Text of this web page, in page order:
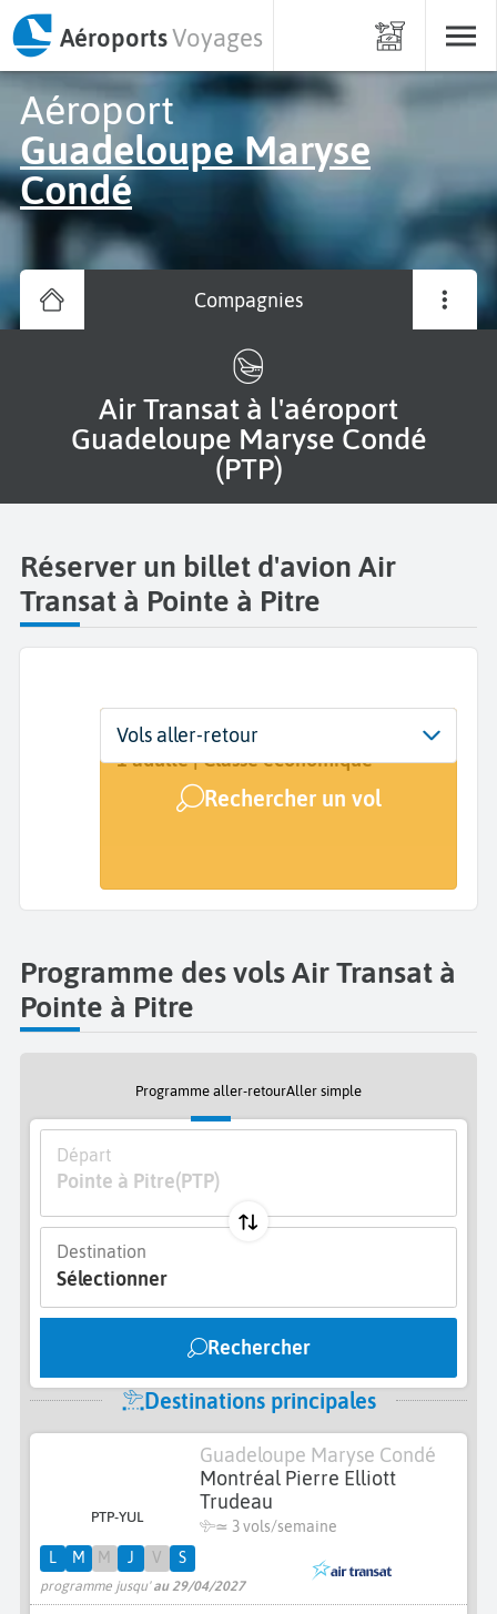
AéroportsVoyages
Aéroport
Guadeloupe Maryse
Condé
Compagnies
Air Transat à l'aéroport
Guadeloupe Maryse Condé
(PTP)
Réserver un billet d'avion Air
Transat à Pointe à Pitre
Départ
Guadeloupe Maryse Condé (PTP)
Dates
Dates de votre voyage
Voyageurs | Classe
1 adulte | Classe économique
Rechercher un vol
Vols aller-retour
Programme des vols Air Transat à
Pointe à Pitre
Programme aller-retourAller simple
Départ
Pointe à Pitre(PTP)
Destination
Sélectionner
Rechercher
Destinations principales
PTP-YUL
Guadeloupe Maryse Condé
Montréal Pierre Elliott
Trudeau
≃ 3 vols/semaine
programme jusqu'au 29/04/2027
L M M J V S